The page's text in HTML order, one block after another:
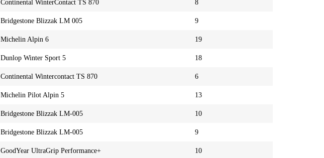
Continental WinterContact TS 870 8
Bridgestone Blizzak LM 005 9
Michelin Alpin 6 19
Dunlop Winter Sport 5 18
Continental Wintercontact TS 870 6
Michelin Pilot Alpin 5 13
Bridgestone Blizzak LM-005 10
Bridgestone Blizzak LM-005 9
GoodYear UltraGrip Performance+ 10